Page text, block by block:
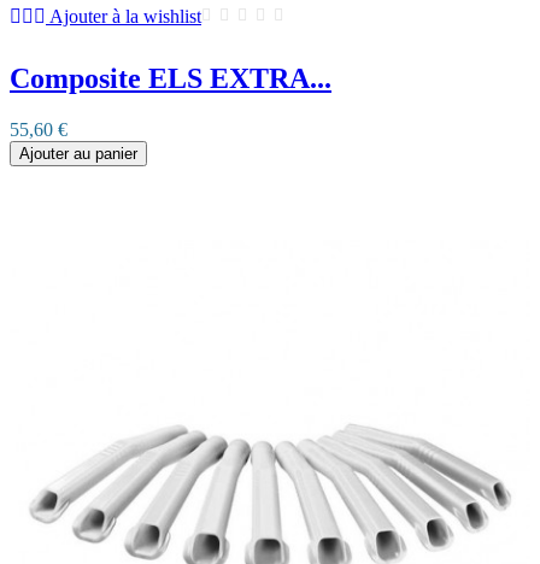
Ajouter à la wishlist
Composite ELS EXTRA...
55,60 €
Ajouter au panier